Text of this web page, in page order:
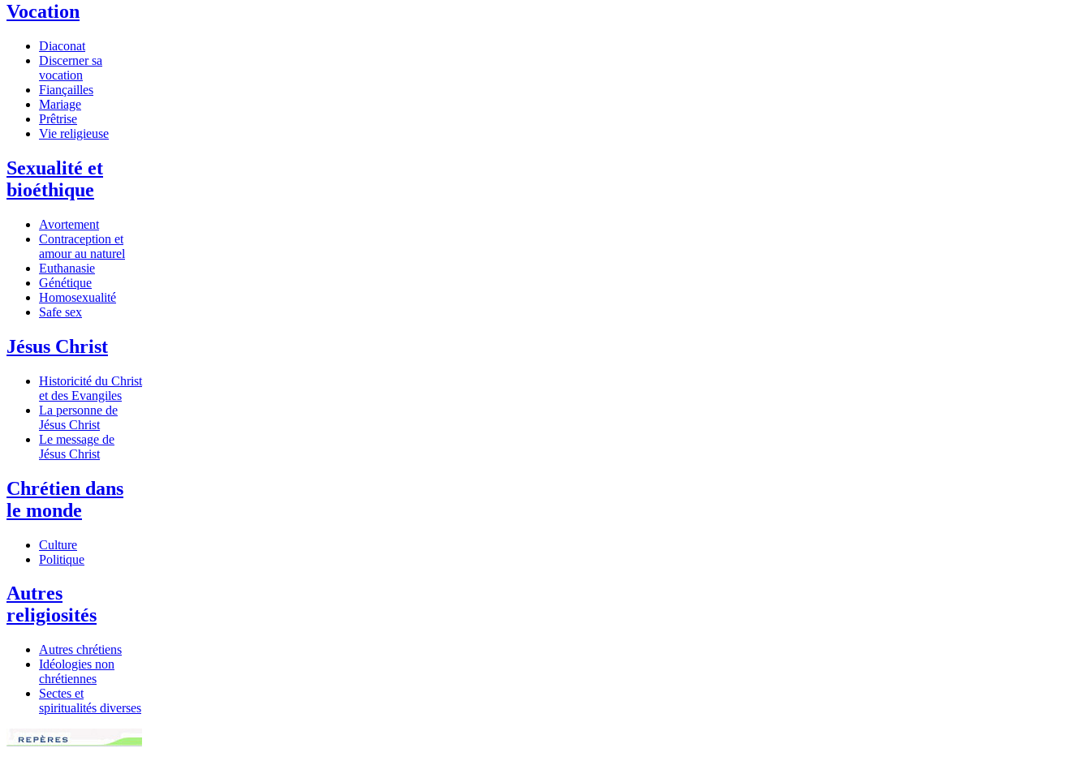
Vocation
Diaconat
Discerner sa
vocation
Fiançailles
Mariage
Prêtrise
Vie religieuse
Sexualité et
bioéthique
Avortement
Contraception et
amour au naturel
Euthanasie
Génétique
Homosexualité
Safe sex
Jésus Christ
Historicité du Christ
et des Evangiles
La personne de
Jésus Christ
Le message de
Jésus Christ
Chrétien dans
le monde
Culture
Politique
Autres
religiosités
Autres chrétiens
Idéologies non
chrétiennes
Sectes et
spiritualités diverses